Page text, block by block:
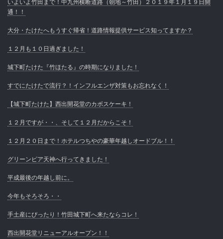
いよいよ竹田まで！中九州横断道路（朝地～竹田）２０１９年１月１９日開
通！！
大分・たけたへもうすぐ帰省！道路情報提供サービス知ってますか？
１２月も１０日過ぎました！
城下町たけた『竹ほたる』の時期になりました！
すでにたけたで流行？！インフルエンザ対策もお忘れなく！
【城下町たけた】西出開花堂のカボスケーキ！
１２月ですが・・、そして１２月だからこそ！
１２月２０日まで！ホテルつちやの豪華年越しオードブル！！
グリーンピア天神へ行ってきました！
平成最後の年越し前に。
今年もそろそろ・・
手土産にぴったり！竹田城下町へ来たならコレ！
西出開花堂リニューアルオープン！！